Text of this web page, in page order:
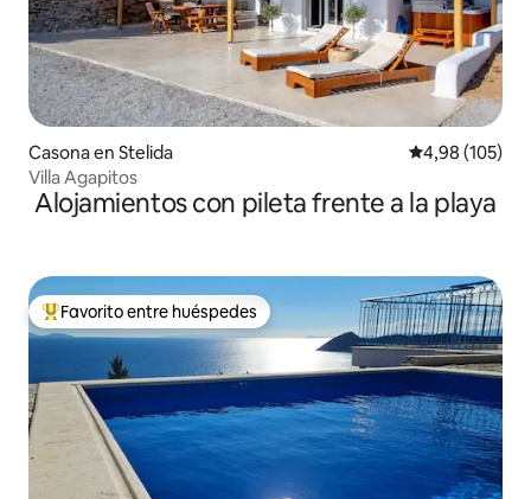
Casona en Stelida Calificación
4,98 (105)
Villa Agapitos
Alojamientos con pileta frente a la playa
Favorito entre los huéspedes más destacados
Favorito entre huéspedes